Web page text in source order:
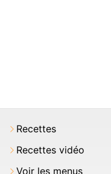
Recettes
Recettes vidéo
Voir les menus